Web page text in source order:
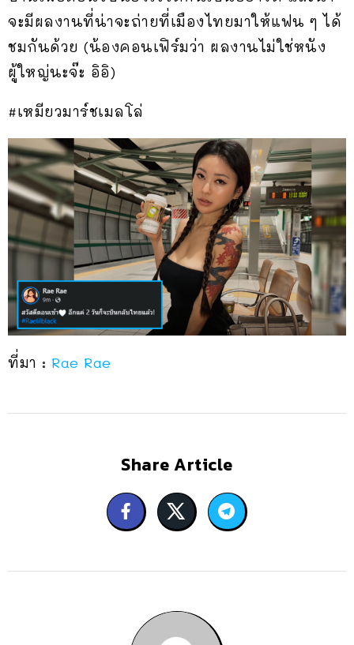
จะมีผลงานที่น่าจะถ่ายที่เมืองไทยมาให้แฟน ๆ ได้
ชมกันด้วย (น้องคอนเฟิร์มว่า ผลงานไม่ใช่หนัง
ผู้ใหญ่นะจ๊ะ อิอิ)
#เหมียวมาร์ชเมลโล่
ที่มา : Rae Rae
Share Article